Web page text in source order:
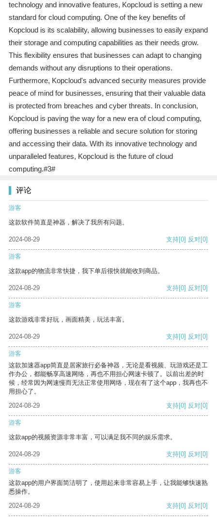
technology and innovative features, Kopcloud is setting a new
standard for cloud computing. One of the key benefits of
Kopcloud is its scalability, allowing businesses to easily expand
their storage and computing capabilities as their needs grow.
This flexibility ensures that businesses can adapt to changing
demands without any disruptions to their operations.
Furthermore, Kopcloud's advanced security measures provide
peace of mind for businesses, ensuring that their valuable data
is protected from breaches and cyber threats. In conclusion,
Kopcloud is paving the way for a new era of cloud computing,
offering businesses a reliable and secure solution for storing
and accessing their data. With its innovative technology and
unparalleled features, Kopcloud is the future of cloud
computing.#3#
评论
游客
这款软件简直是神器，解决了我所有问题。
2024-08-29 支持[0] 反对[0]
游客
这款app的物流非常快捷，我下单后很快就能收到商品。
2024-08-29 支持[0] 反对[0]
游客
这款游戏非常好玩，画面精美，玩法丰富。
2024-08-29 支持[0] 反对[0]
游客
这款加速器app简直是居家旅行必备神器，无论是看视频、玩游戏还是工
作办公，都能畅享高速网络，再也不用担心网速卡顿了。以前出差的时
候，经常因为网速慢而无法正常使用网络，现在有了这个app，我再也不
用担心了。
2024-08-29
支持[0] 反对[0]
游客
这款app的视频资源非常丰富，可以满足我不同的娱乐需求。
2024-08-29 支持[0] 反对[0]
游客
这款app的用户界面简洁明了，使用起来非常容易上手，让我能够快速熟
悉操作。
2024-08-29
支持[0] 反对[0]